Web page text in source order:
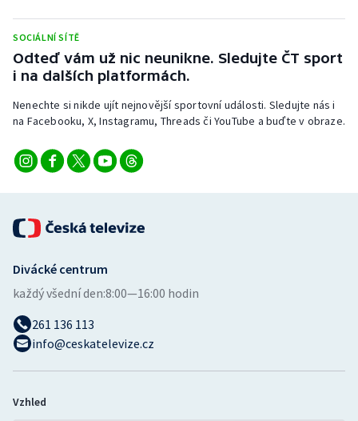
Triatlon
Vodní slalom
Volejbal
SOCIÁLNÍ SÍTĚ
Odteď vám už nic neunikne. Sledujte ČT sport
i na dalších platformách.
Nenechte si nikde ujít nejnovější sportovní události. Sledujte nás i
na Facebooku, X, Instagramu, Threads či YouTube a buďte v obraze.
Divácké centrum
každý všední den:8:00—16:00 hodin
261 136 113
info@ceskatelevize.cz
Vzhled